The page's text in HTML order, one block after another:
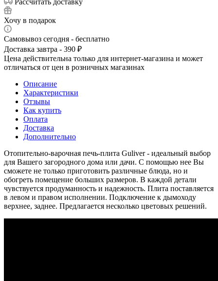
Хочу в подарок
Самовывоз сегодня - бесплатно
Доставка завтра - 390 ₽
Цена действительна только для интернет-магазина и может
отличаться от цен в розничных магазинах
Описание
Характеристики
Отзывы
Как купить
Оплата
Доставка
Дополнительно
Отопительно-варочная печь-плита Guliver - идеальный выбор
для Вашего загородного дома или дачи. С помощью нее Вы
сможете не только приготовить различные блюда, но и
обогреть помещение больших размеров. В каждой детали
чувствуется продуманность и надежность. Плита поставляется
в левом и правом исполнении. Подключение к дымоходу
верхнее, заднее. Предлагается несколько цветовых решений.